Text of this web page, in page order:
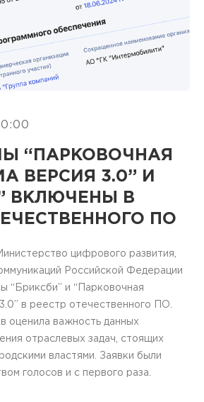
“ПАРКОВОЧНАЯ
ВЕРСИЯ 3.0” И
ВКЛЮЧЕНЫ В
ПО
цифрового развития,
Российской Федерации
“Бриксби” и “Парковочная
в реестр отечественного ПО.
оценила важность данных
отраслевых задач, стоящих
властями. Заявки были
голосов и с первого раза.